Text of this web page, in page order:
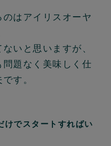
はアイリスオーヤ
いと思いますが、
題なく美味しく仕
す。
でスタートすればい